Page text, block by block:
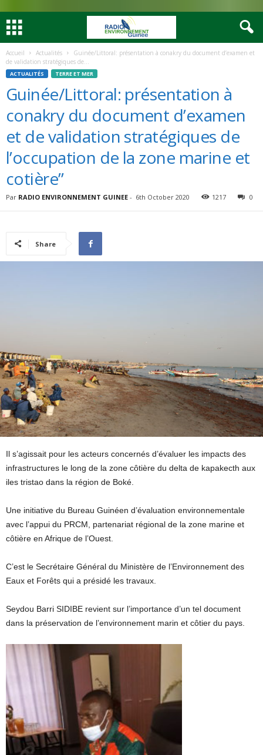
Accueil Actualités
Guinée/Littoral: présentation à conakry du document d’examen et
de validation stratégiques de...
ACTUALITÉS TERRE ET MER
Guinée/Littoral: présentation à
conakry du document d’examen
et de validation stratégiques de
l’occupation de la zone marine et
cotière”
Par RADIO ENVIRONNEMENT GUINEE - 6th October 2020 1217 0
Share
Il s’agissait pour les acteurs concernés d’évaluer les impacts des
infrastructures le long de la zone côtière du delta de kapakecth aux
iles tristao dans la région de Boké.
Une initiative du Bureau Guinéen d’évaluation environnementale
avec l’appui du PRCM, partenariat régional de la zone marine et
côtière en Afrique de l’Ouest.
C’est le Secrétaire Général du Ministère de l’Environnement des
Eaux et Forêts qui a présidé les travaux.
Seydou Barri SIDIBE revient sur l’importance d’un tel document
dans la préservation de l’environnement marin et côtier du pays.